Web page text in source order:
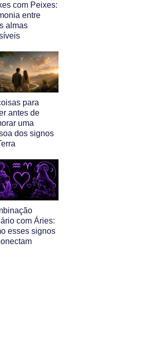
com Peixes:
entre
almas
para
antes de
uma
dos signos
com Áries:
esses signos